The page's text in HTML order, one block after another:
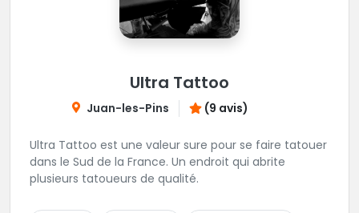
Ultra Tattoo
Juan-les-Pins (9 avis)
Ultra Tattoo est une valeur sure pour se faire tatouer
dans le Sud de la France. Un endroit qui abrite
plusieurs tatoueurs de qualité.